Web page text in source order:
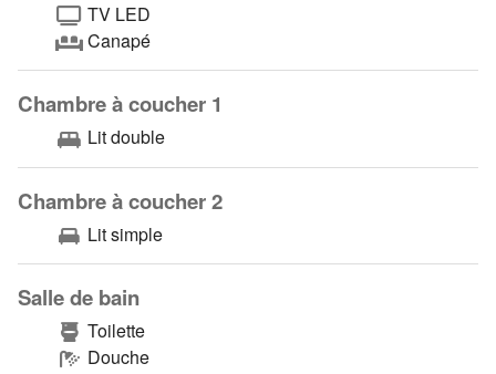
TV LED
Canapé
Chambre à coucher 1
Lit double
Chambre à coucher 2
Lit simple
Salle de bain
Toilette
Douche